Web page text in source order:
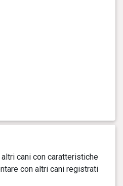
cani con caratteristiche
con altri cani registrati